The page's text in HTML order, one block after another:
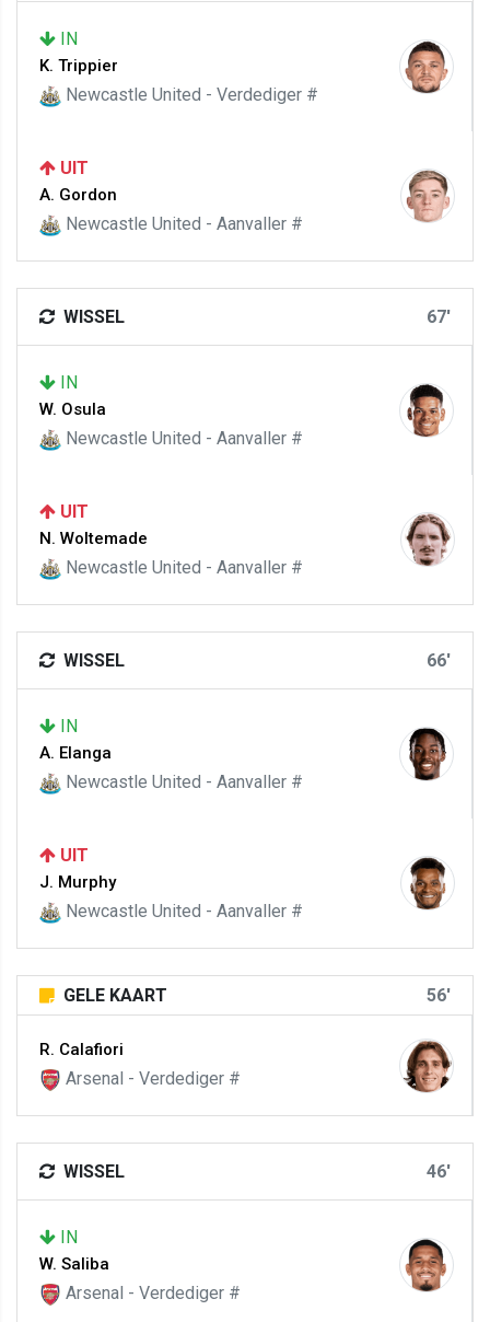
IN
K. Trippier
Newcastle United - Verdediger #
UIT
A. Gordon
Newcastle United - Aanvaller #
WISSEL 67'
IN
W. Osula
Newcastle United - Aanvaller #
UIT
N. Woltemade
Newcastle United - Aanvaller #
WISSEL 66'
IN
A. Elanga
Newcastle United - Aanvaller #
UIT
J. Murphy
Newcastle United - Aanvaller #
GELE KAART 56'
R. Calafiori
Arsenal - Verdediger #
WISSEL 46'
IN
W. Saliba
Arsenal - Verdediger #